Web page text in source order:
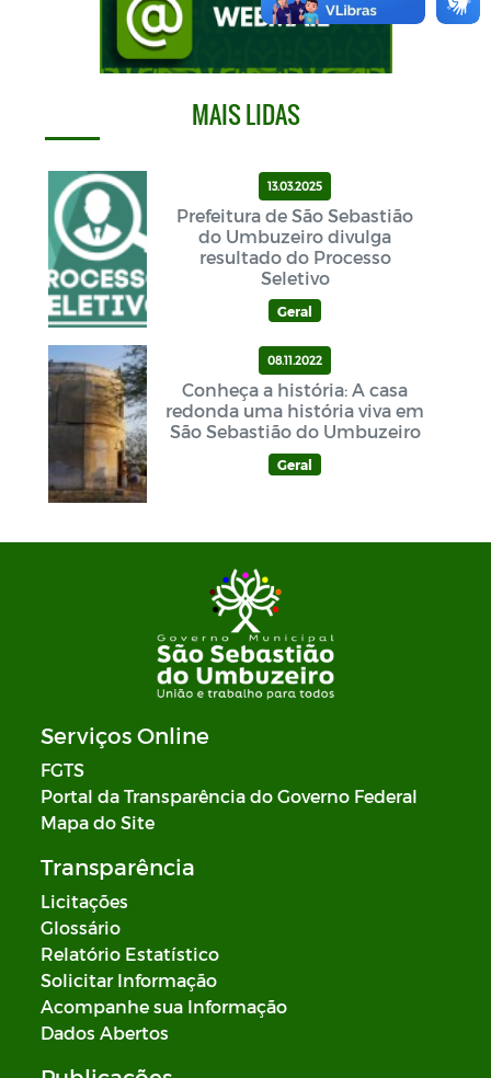
MAIS LIDAS
13.03.2025
Prefeitura de São Sebastião
do Umbuzeiro divulga
resultado do Processo
Seletivo
Geral
08.11.2022
Conheça a história: A casa
redonda uma história viva em
São Sebastião do Umbuzeiro
Geral
Serviços Online
FGTS
Portal da Transparência do Governo Federal
Mapa do Site
Transparência
Licitações
Glossário
Relatório Estatístico
Solicitar Informação
Acompanhe sua Informação
Dados Abertos